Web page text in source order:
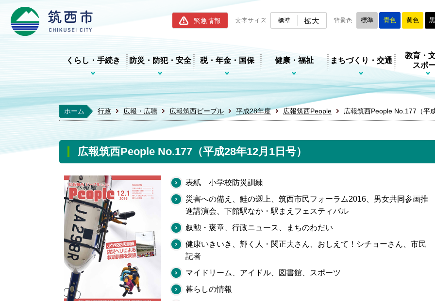
筑西市ホームページ
緊急情報 文字サイズ 標準 拡大 背景色 標準 青色 黄色
くらし・手続き 防災・防犯・安全 税・年金・国保 健康・福祉 まちづくり・交通
教育・
スポ
ホーム 行政 広報・広聴 広報筑西ピープル 平成28年度 広報筑西People 広報筑西People No.177（平
広報筑西People No.177（平成28年12月1日号）
表紙 小学校防災訓練
災害への備え、鮭の遡上、筑西市民フォーラム2016、男女共同参画推
進講演会、下館駅なか・駅まえフェスティバル
叙勲・褒章、行政ニュース、まちのわだい
健康いきいき、輝く人・関正夫さん、おしえて！シチョーさん、市民
記者
マイドリーム、アイドル、図書館、スポーツ
暮らしの情報